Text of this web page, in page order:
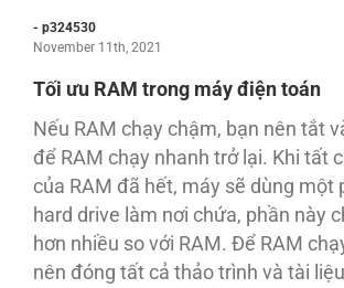
- p324530
November 11th, 2021
Tối ưu RAM trong máy điện toán
Nếu RAM chạy chậm, bạn nên tắt
để RAM chạy nhanh trở lại. Khi tất
của RAM đã hết, máy sẽ dùng một
hard drive làm nơi chứa, phần này
hơn nhiều so với RAM. Để RAM
nên đóng tất cả thảo trình và tài